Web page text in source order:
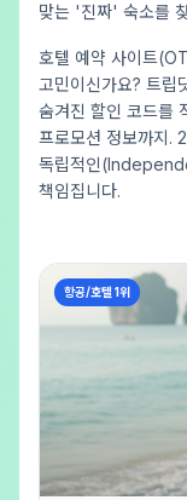
맞는 '진짜' 숙소를
호텔 예약 사이트
고민이신가요? 트립
숨겨진 할인 코드를
프로모션 정보까지.
독립적인
책임집니다.
항공/호텔 1위